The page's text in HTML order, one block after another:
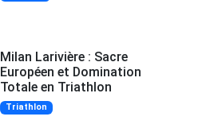
Milan Larivière : Sacre
Européen et Domination
Totale en Triathlon
Triathlon